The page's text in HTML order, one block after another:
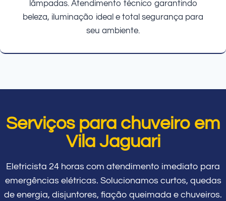
lâmpadas. Atendimento técnico garantindo
beleza, iluminação ideal e total segurança para
seu ambiente.
Serviços para chuveiro em
Vila Jaguari
Eletricista 24 horas com atendimento imediato para
emergências elétricas. Solucionamos curtos, quedas
de energia, disjuntores, fiação queimada e chuveiros.